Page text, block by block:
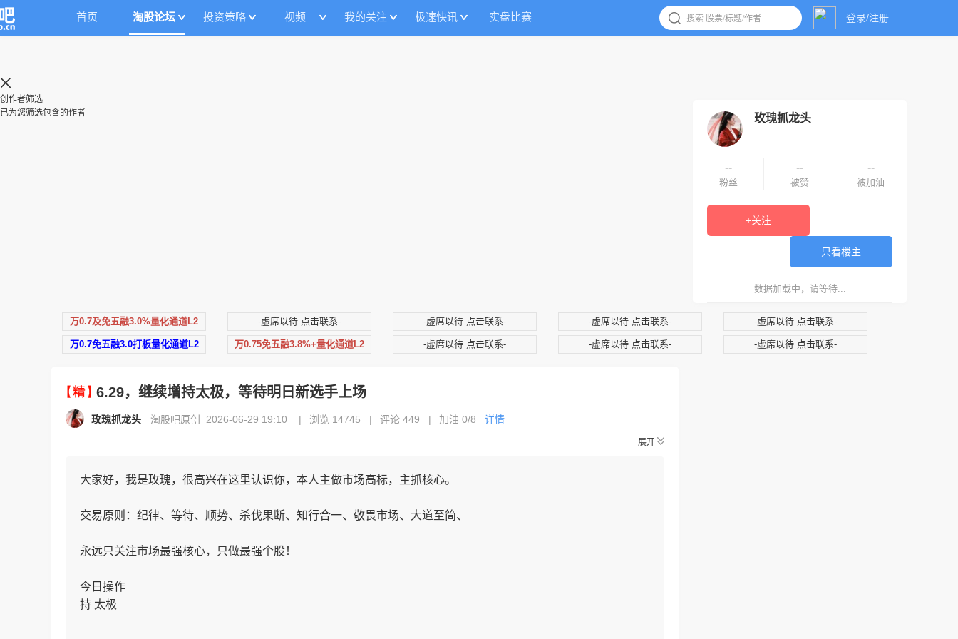
首页 淘股论坛 投资策略 视频 我的关注 极速快讯 实盘比赛 登录/注册
玫瑰抓龙头
--
粉丝
--
被赞
--
被加油
+关注
只看楼主
数据加载中，请等待...
万0.7及免五融3.0%量化通道L2 -虚席以待 点击联系- -虚席以待 点击联系- -虚席以待 点击联系- -虚席以待 点击联系-
万0.7免五融3.0打板量化通道L2 万0.75免五融3.8%+量化通道L2 -虚席以待 点击联系- -虚席以待 点击联系- -虚席以待 点击联系-
6.29，继续增持太极，等待明日新选手上场
玫瑰抓龙头 淘股吧原创 2026-06-29 19:10 | 浏览 14745 | 评论 449 | 加油 0/8 详情
展开
大家好，我是玫瑰，很高兴在这里认识你，本人主做市场高标，主抓核心。
交易原则：纪律、等待、顺势、杀伐果断、知行合一、敬畏市场、大道至简、
永远只关注市场最强核心，只做最强个股！
今日操作
持 太极
创作者筛选
已为您筛选包含的作者